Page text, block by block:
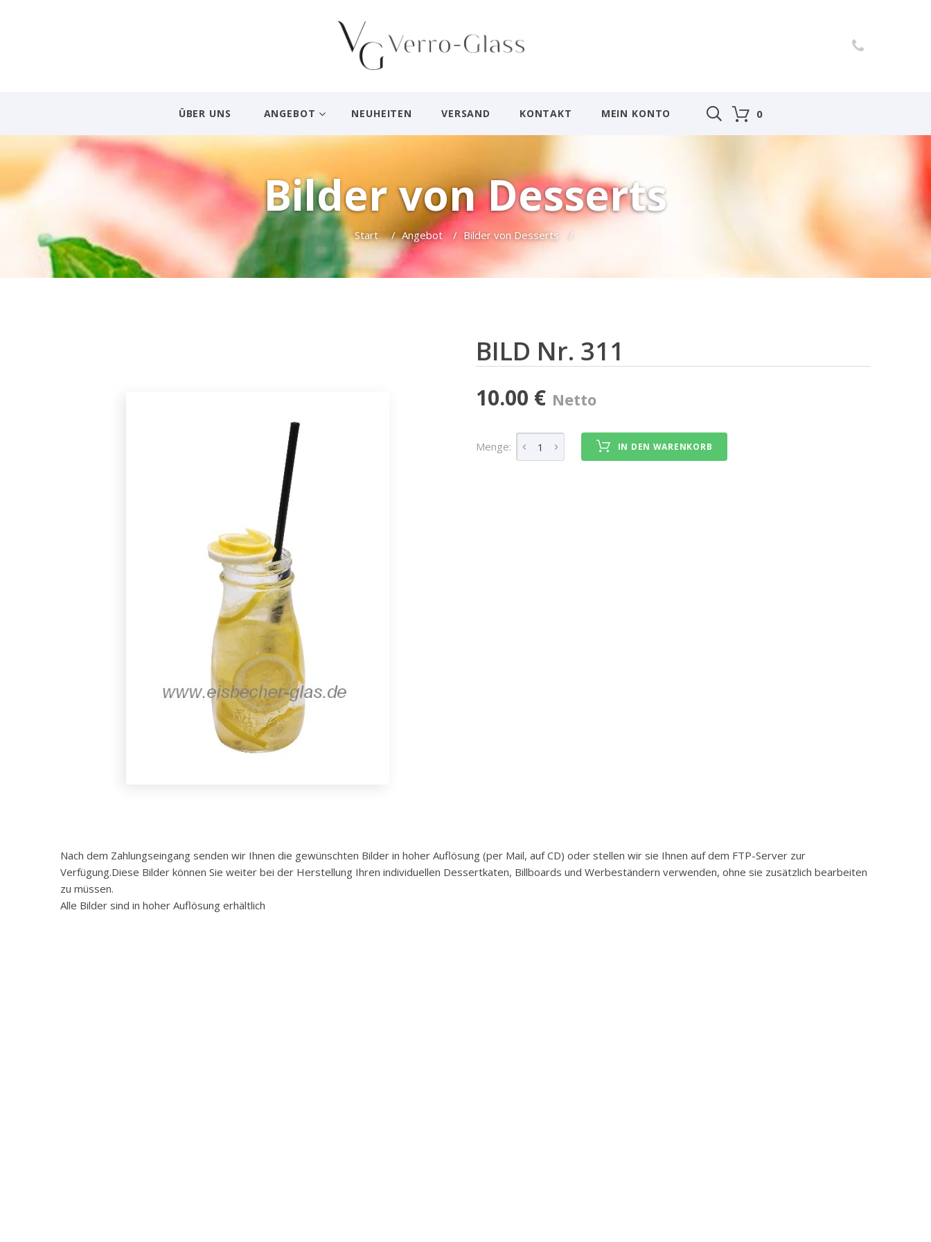
ÜBER UNS ANGEBOT NEUHEITEN VERSAND KONTAKT MEIN KONTO 0
Bilder von Desserts
Start / Angebot / Bilder von Desserts /
BILD Nr. 311
10.00 € Netto
Menge: IN DEN WARENKORB
Nach dem Zahlungseingang senden wir Ihnen die gewünschten Bilder in hoher Auflösung (per Mail, auf CD) oder stellen wir sie Ihnen auf dem FTP-Server zur
Verfügung.Diese Bilder können Sie weiter bei der Herstellung Ihren individuellen Dessertkaten, Billboards und Werbeständern verwenden, ohne sie zusätzlich bearbeiten
zu müssen.
Alle Bilder sind in hoher Auflösung erhältlich